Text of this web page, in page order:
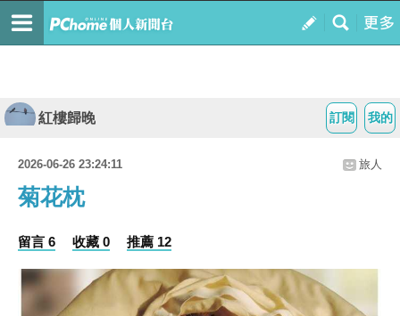
我的
訂閱
紅樓歸晚
2026-06-26 23:24:11 旅人
菊花枕
留言 6 收藏 0 推薦 12